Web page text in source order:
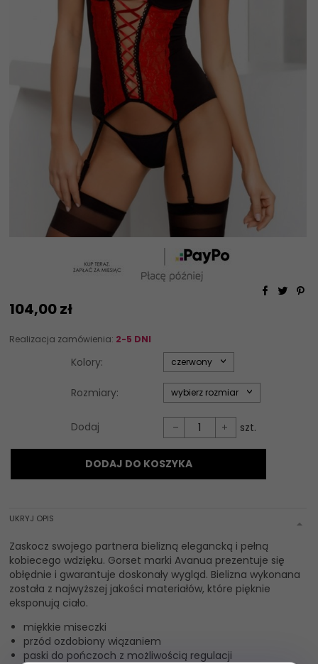
104,00zł
Realizacja zamówienia: 2-5 DNI
Kolory: options[34]
czerwony
Rozmiary: options[35]
wybierz rozmiar
Dodaj szt.
DODAJ DO KOSZYKA
UKRYJ OPIS
Zaskocz swojego partnera bielizną elegancką i pełną
kobiecego wdzięku. Gorset marki Avanua prezentuje się
obłędnie i gwarantuje doskonały wygląd. Bielizna wykonana
została z najwyższej jakości materiałów, które pięknie
eksponują ciało.
miękkie miseczki
przód ozdobiony wiązaniem
paski do pończoch z możliwością regulacji